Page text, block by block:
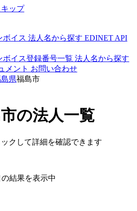
ップ
ボイス 法人名から探す EDINET API
ボイス登録番号一覧 法人名から探す
メント お問い合わせ
県福島市
の法人一覧
クして詳細を確認できます
の結果を表示中